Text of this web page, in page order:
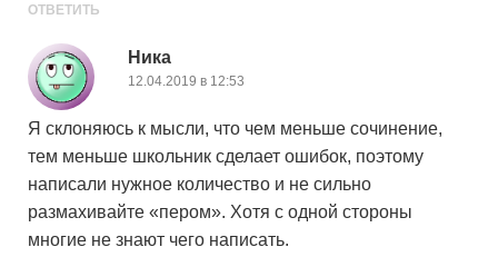
ОТВЕТИТЬ
Ника
12.04.2019 в 12:53
Я склоняюсь к мысли, что чем меньше сочинение,
тем меньше школьник сделает ошибок, поэтому
написали нужное количество и не сильно
размахивайте «пером». Хотя с одной стороны
многие не знают чего написать.